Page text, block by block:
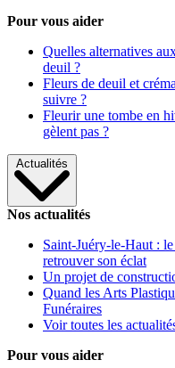
Pour vous aider
Quelles alternatives
deuil ?
Fleurs de deuil et
suivre ?
Fleurir une tombe en
gèlent pas ?
Actualités
Nos actualités
Saint-Juéry-le-Haut :
retrouver son éclat
Un projet de
Quand les Arts
Funéraires
Voir toutes les
Pour vous aider